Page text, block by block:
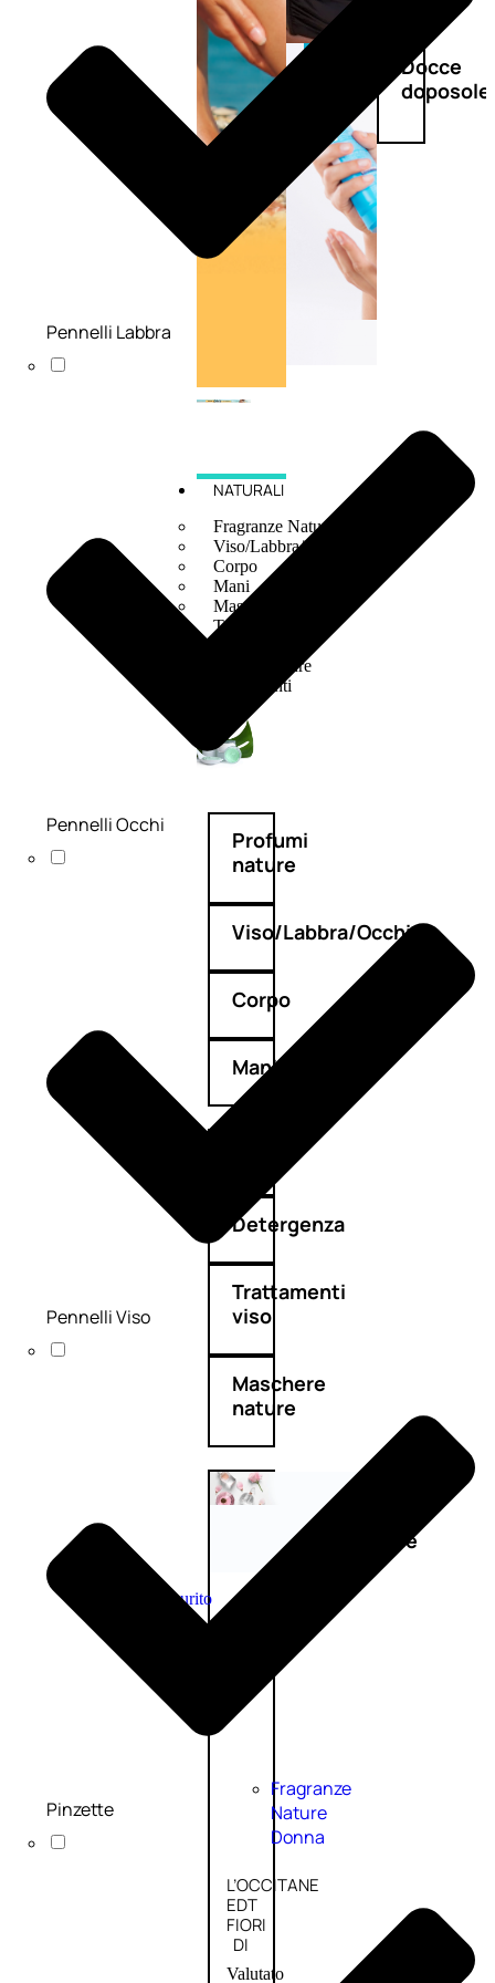
Doposole
Docce
doposole
NATURALI
Fragranze Nature
Viso/Labbra/Occhi Nature
Corpo
Mani
Maschera Nature
Trattamenti Viso
Bagno Nature
Deodoranti
Profumi
nature
Viso/Labbra/Occhi
Corpo
Mani
Detergenza
Trattamenti
viso
Maschere
nature
profumi
nature
Esaurito
Fragranze
Nature
Donna
L’OCCITANE
EDT
FIORI
DI
Valutato
Pennelli Labbra
Pennelli Occhi
Pennelli Viso
Pinzette